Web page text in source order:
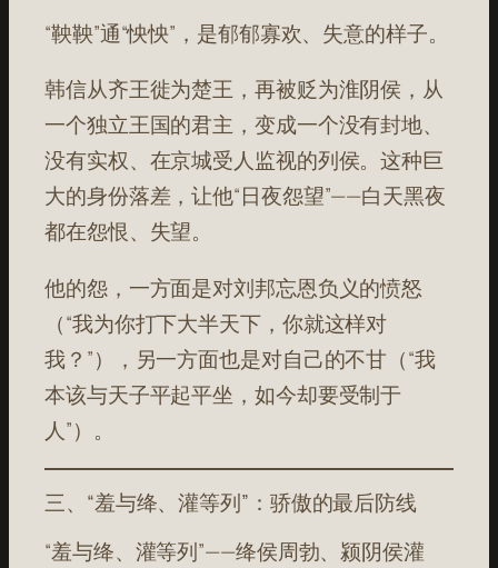
“鞅鞅”通“怏怏”，是郁郁寡欢、失意的样子。
韩信从齐王徙为楚王，再被贬为淮阴侯，从
一个独立王国的君主，变成一个没有封地、
没有实权、在京城受人监视的列侯。这种巨
大的身份落差，让他“日夜怨望”——白天黑夜
都在怨恨、失望。
他的怨，一方面是对刘邦忘恩负义的愤怒
（“我为你打下大半天下，你就这样对
我？”），另一方面也是对自己的不甘（“我
本该与天子平起平坐，如今却要受制于
人”）。
三、“羞与绛、灌等列”：骄傲的最后防线
“羞与绛、灌等列”——绛侯周勃、颍阴侯灌